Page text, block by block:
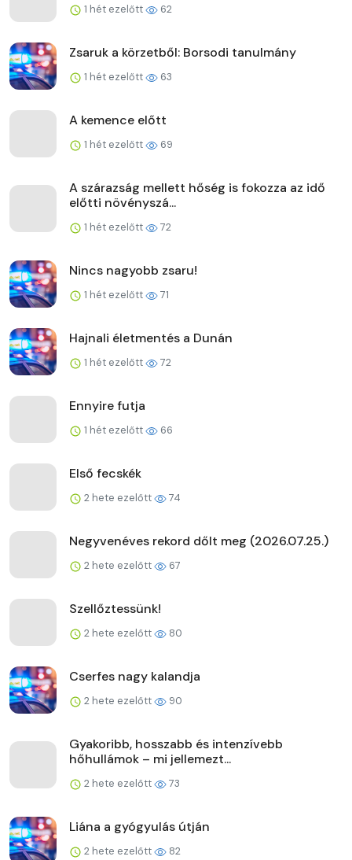
1 hét ezelőtt 62
Zsaruk a körzetből: Borsodi tanulmány
1 hét ezelőtt 63
A kemence előtt
1 hét ezelőtt 69
A szárazság mellett hőség is fokozza az idő
előtti növényszá...
1 hét ezelőtt 72
Nincs nagyobb zsaru!
1 hét ezelőtt 71
Hajnali életmentés a Dunán
1 hét ezelőtt 72
Ennyire futja
1 hét ezelőtt 66
Első fecskék
2 hete ezelőtt 74
Negyvenéves rekord dőlt meg (2026.07.25.)
2 hete ezelőtt 67
Szellőztessünk!
2 hete ezelőtt 80
Cserfes nagy kalandja
2 hete ezelőtt 90
Gyakoribb, hosszabb és intenzívebb
hőhullámok – mi jellemezt...
2 hete ezelőtt 73
Liána a gyógyulás útján
2 hete ezelőtt 82